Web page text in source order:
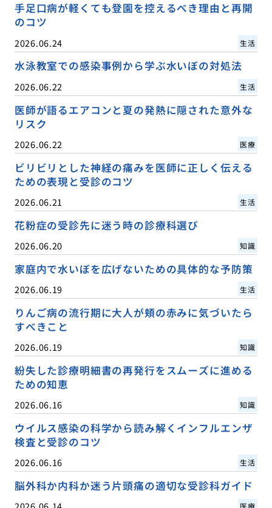
手足口病が軽くても登園を控えるべき理由と再開
のコツ
2026.06.24 生活
水泳教室での感染事例から学ぶ水いぼの対処法
2026.06.22 生活
医師が語るエアコンと夏の発熱に隠された意外な
リスク
2026.06.22 医療
ビリビリとした神経の痛みを医師に正しく伝える
ための表現と受診のコツ
2026.06.21 生活
花粉症の受診先に迷う時の診療科選び
2026.06.20 知識
家庭内で水いぼを広げないための具体的な予防策
2026.06.19 生活
りんご病の流行期に大人が頬の赤みに気づいたら
すべきこと
2026.06.19 知識
紛失した診療明細書の再発行をスムーズに進める
ための知恵
2026.06.16 知識
ウイルス感染の科学から読み解くインフルエンザ
検査と受診のコツ
2026.06.16 生活
脳外科か内科か迷う片頭痛の適切な受診科ガイド